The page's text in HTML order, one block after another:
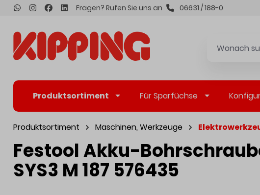
springen Fragen? Rufen Sie uns an 06631 / 188-0
Produktsortiment Für Sparfüchse
Produktsortiment Maschinen, Werkzeuge
Festool Akku-
SYS3 M 187 576435